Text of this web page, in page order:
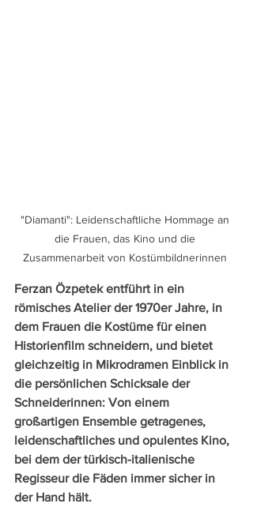
"Diamanti": Leidenschaftliche Hommage an
die Frauen, das Kino und die
Zusammenarbeit von Kostümbildnerinnen
Ferzan Özpetek entführt in ein
römisches Atelier der 1970er Jahre, in
dem Frauen die Kostüme für einen
Historienfilm schneidern, und bietet
gleichzeitig in Mikrodramen Einblick in
die persönlichen Schicksale der
Schneiderinnen: Von einem
großartigen Ensemble getragenes,
leidenschaftliches und opulentes Kino,
bei dem der türkisch-italienische
Regisseur die Fäden immer sicher in
der Hand hält.